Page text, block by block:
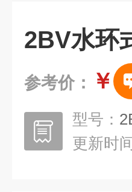
2BV水环
参考价： ￥
型号：
更新时